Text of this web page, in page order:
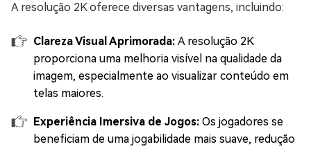
A resolução 2K oferece diversas vantagens, incluindo:
Clareza Visual Aprimorada: A resolução 2K
proporciona uma melhoria visível na qualidade da
imagem, especialmente ao visualizar conteúdo em
telas maiores.
Experiência Imersiva de Jogos: Os jogadores se
beneficiam de uma jogabilidade mais suave, redução